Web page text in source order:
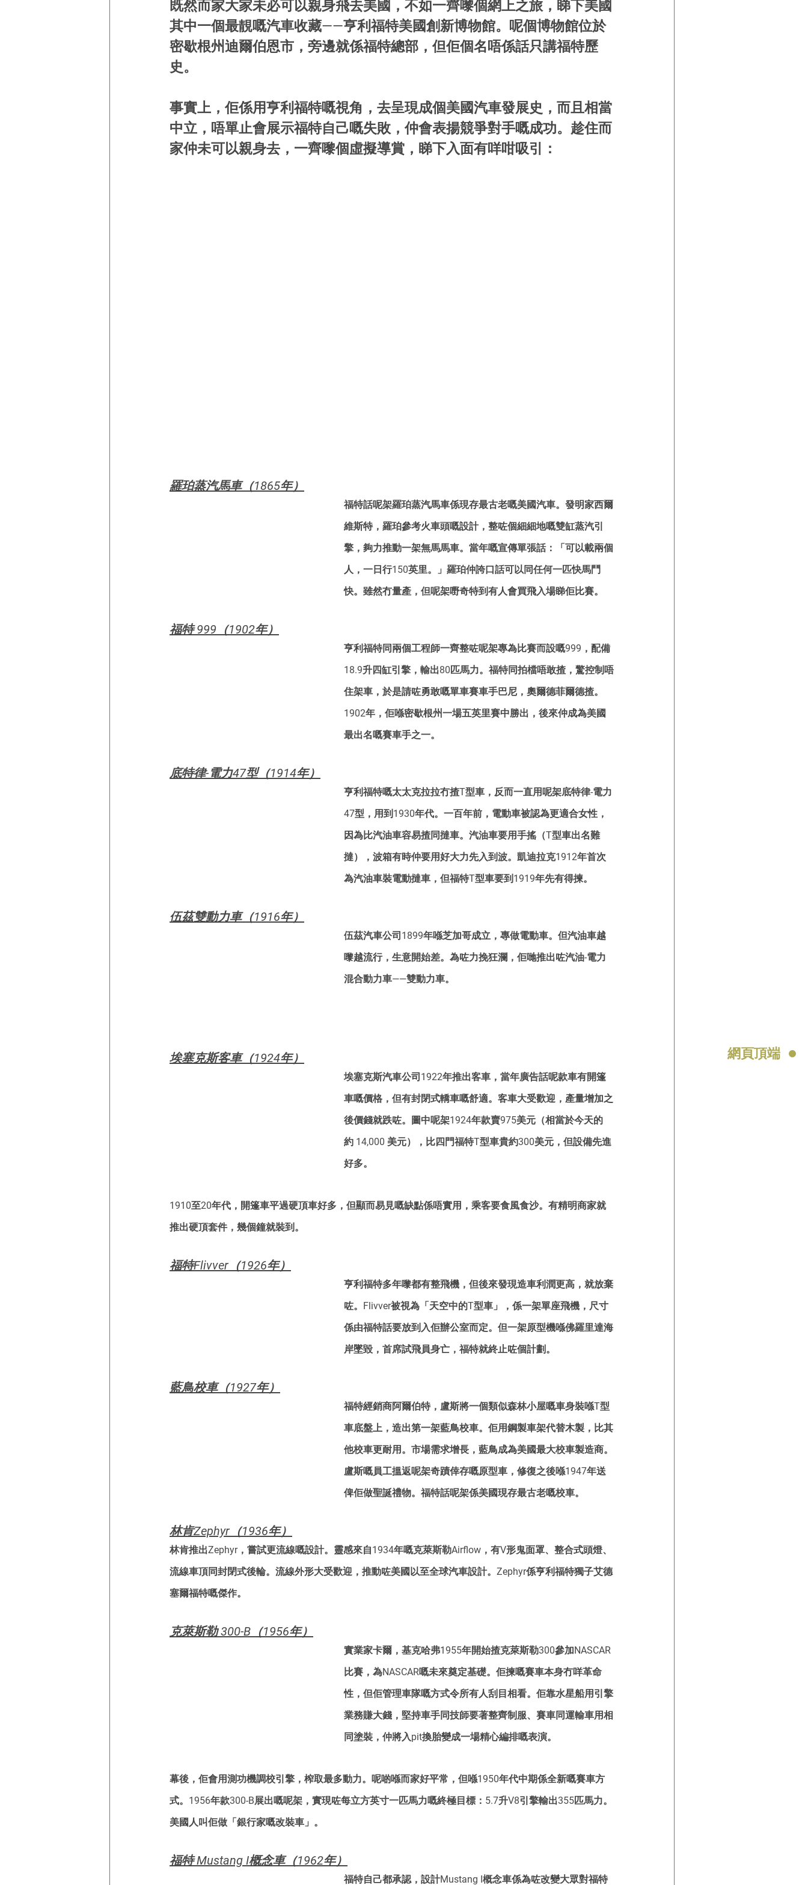
網頁頂端
既然而家大家未必可以親身飛去美國，不如一齊嚟個網上之旅，睇下美國
其中一個最靚嘅汽車收藏——亨利福特美國創新博物館。呢個博物館位於
密歇根州迪爾伯恩市，旁邊就係福特總部，但佢個名唔係話只講福特歷
史。
事實上，佢係用亨利福特嘅視角，去呈現成個美國汽車發展史，而且相當
中立，唔單止會展示福特自己嘅失敗，仲會表揚競爭對手嘅成功。趁住而
家仲未可以親身去，一齊嚟個虛擬導賞，睇下入面有咩咁吸引：
羅珀蒸汽馬車（1865年）
福特話呢架羅珀蒸汽馬車係現存最古老嘅美國汽車。發明家西爾
維斯特，羅珀參考火車頭嘅設計，整咗個細細地嘅雙缸蒸汽引
擎，夠力推動一架無馬馬車。當年嘅宣傳單張話：「可以載兩個
人，一日行150英里。」羅珀仲誇口話可以同任何一匹快馬鬥
快。雖然冇量產，但呢架嘢奇特到有人會買飛入場睇佢比賽。
福特 999（1902年）
亨利福特同兩個工程師一齊整咗呢架專為比賽而設嘅999，配備
18.9升四缸引擎，輸出80匹馬力。福特同拍檔唔敢揸，驚控制唔
住架車，於是請咗勇敢嘅單車賽車手巴尼，奧爾德菲爾德揸。
1902年，佢喺密歇根州一場五英里賽中勝出，後來仲成為美國
最出名嘅賽車手之一。
底特律-電力47型（1914年）
亨利福特嘅太太克拉拉冇揸T型車，反而一直用呢架底特律-電力
47型，用到1930年代。一百年前，電動車被認為更適合女性，
因為比汽油車容易揸同撻車。汽油車要用手搖（T型車出名難
撻），波箱有時仲要用好大力先入到波。凱迪拉克1912年首次
為汽油車裝電動撻車，但福特T型車要到1919年先有得揀。
伍茲雙動力車（1916年）
伍茲汽車公司1899年喺芝加哥成立，專做電動車。但汽油車越
嚟越流行，生意開始差。為咗力挽狂瀾，佢哋推出咗汽油-電力
混合動力車——雙動力車。
埃塞克斯客車（1924年）
埃塞克斯汽車公司1922年推出客車，當年廣告話呢款車有開篷
車嘅價格，但有封閉式轎車嘅舒適。客車大受歡迎，產量增加之
後價錢就跌咗。圖中呢架1924年款賣975美元（相當於今天的
約 14,000 美元），比四門福特T型車貴約300美元，但設備先進
好多。
1910至20年代，開篷車平過硬頂車好多，但顯而易見嘅缺點係唔實用，乘客要食風食沙。有精明商家就
推出硬頂套件，幾個鐘就裝到。
福特Flivver（1926年）
亨利福特多年嚟都有整飛機，但後來發現造車利潤更高，就放棄
咗。Flivver被視為「天空中的T型車」，係一架單座飛機，尺寸
係由福特話要放到入佢辦公室而定。但一架原型機喺佛羅里達海
岸墜毀，首席試飛員身亡，福特就終止咗個計劃。
藍鳥校車（1927年）
福特經銷商阿爾伯特，盧斯將一個類似森林小屋嘅車身裝喺T型
車底盤上，造出第一架藍鳥校車。佢用鋼製車架代替木製，比其
他校車更耐用。市場需求增長，藍鳥成為美國最大校車製造商。
盧斯嘅員工搵返呢架奇蹟倖存嘅原型車，修復之後喺1947年送
俾佢做聖誕禮物。福特話呢架係美國現存最古老嘅校車。
林肯Zephyr（1936年）
林肯推出Zephyr，嘗試更流線嘅設計。靈感來自1934年嘅克萊斯勒Airflow，有V形鬼面罩、整合式頭燈、
流線車頂同封閉式後輪。流線外形大受歡迎，推動咗美國以至全球汽車設計。Zephyr係亨利福特獨子艾德
塞爾福特嘅傑作。
克萊斯勒 300-B（1956年）
實業家卡爾，基克哈弗1955年開始揸克萊斯勒300參加NASCAR
比賽，為NASCAR嘅未來奠定基礎。佢揀嘅賽車本身冇咩革命
性，但佢管理車隊嘅方式令所有人刮目相看。佢靠水星船用引擎
業務賺大錢，堅持車手同技師要著整齊制服、賽車同運輸車用相
同塗裝，仲將入pit換胎變成一場精心編排嘅表演。
幕後，佢會用測功機調校引擎，榨取最多動力。呢啲喺而家好平常，但喺1950年代中期係全新嘅賽車方
式。1956年款300-B展出嘅呢架，實現咗每立方英寸一匹馬力嘅終極目標：5.7升V8引擎輸出355匹馬力。
美國人叫佢做「銀行家嘅改裝車」。
福特 Mustang I概念車（1962年）
福特自己都承認，設計Mustang I概念車係為咗改變大眾對福特